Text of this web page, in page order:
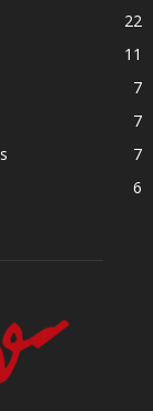
22
11
7
7
7
6